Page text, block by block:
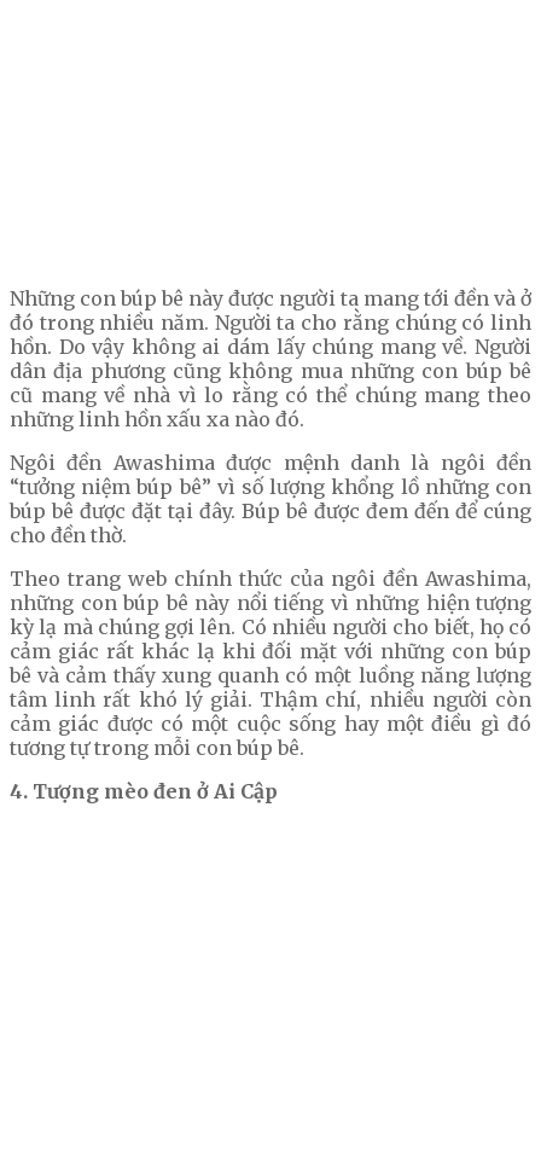
Những con búp bê này được người ta mang tới đền và ở
đó trong nhiều năm. Người ta cho rằng chúng có linh
hồn. Do vậy không ai dám lấy chúng mang về. Người
dân địa phương cũng không mua những con búp bê
cũ mang về nhà vì lo rằng có thể chúng mang theo
những linh hồn xấu xa nào đó.
Ngôi đền Awashima được mệnh danh là ngôi đền
“tưởng niệm búp bê” vì số lượng khổng lồ những con
búp bê được đặt tại đây. Búp bê được đem đến để cúng
cho đền thờ.
Theo trang web chính thức của ngôi đền Awashima,
những con búp bê này nổi tiếng vì những hiện tượng
kỳ lạ mà chúng gợi lên. Có nhiều người cho biết, họ có
cảm giác rất khác lạ khi đối mặt với những con búp
bê và cảm thấy xung quanh có một luồng năng lượng
tâm linh rất khó lý giải. Thậm chí, nhiều người còn
cảm giác được có một cuộc sống hay một điều gì đó
tương tự trong mỗi con búp bê.
4. Tượng mèo đen ở Ai Cập